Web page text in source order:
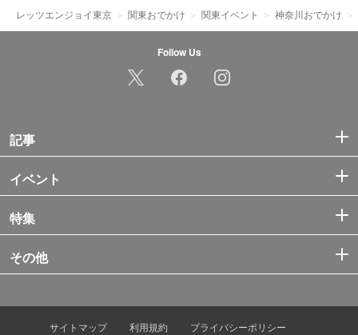
レッツエンジョイ東京 関東おでかけ 関東イベント 神奈川おでかけ
Follow Us
記事
イベント
特集
その他
サイトマップ 利用規約 プライバシーポリシー